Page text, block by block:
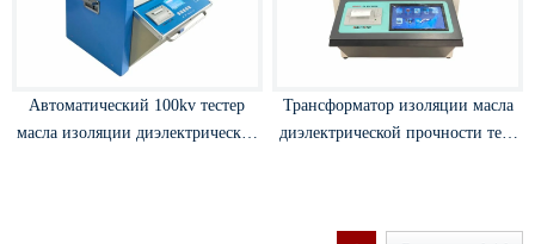
Автоматический 100kv тестер
масла изоляции диэлектрической
Трансформатор изоляции масла
диэлектрической прочности тест